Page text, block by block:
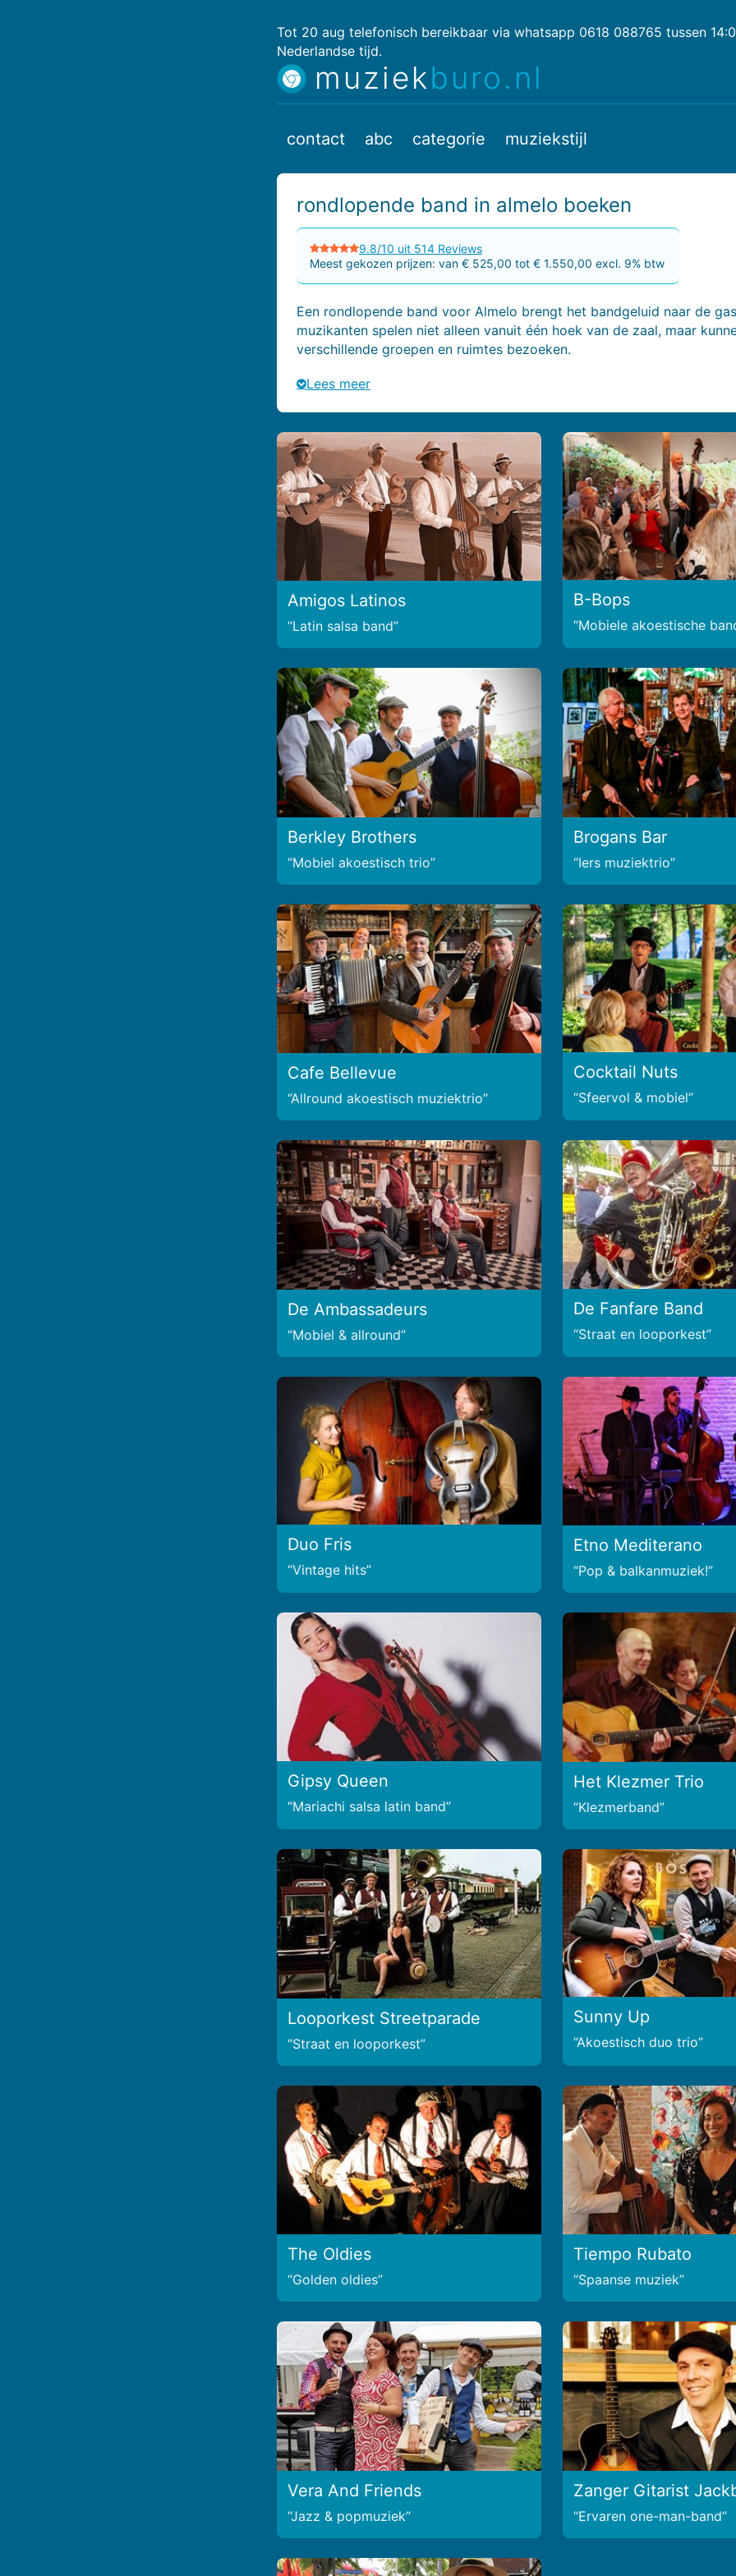
Tot 20 aug telefonisch bereikbaar via whatsapp 0618 088765 tussen
Nederlandse tijd.
muziekburo.nl
rondlopende band in almelo boeken
9.8/10 uit 514 Reviews
Meest gekozen prijzen: van € 525,00 tot € 1.550,00 excl. 9% btw
Een rondlopende band voor Almelo brengt het bandgeluid naar de
muzikanten spelen niet alleen vanuit één hoek van de zaal, maar
verschillende groepen en ruimtes bezoeken.
Lees meer
Amigos Latinos
Latin salsa band
B-Bops
Mobiele akoestische
Berkley Brothers
Mobiel akoestisch trio
Brogans Bar
Iers muziektrio
Cafe Bellevue
Allround akoestisch muziektrio
Cocktail Nuts
Sfeervol & mobiel
De Ambassadeurs
Mobiel & allround
De Fanfare Band
Straat en looporkest
Duo Fris
Vintage hits
Etno Mediterano
Pop & balkanmuziek!
Gipsy Queen
Mariachi salsa latin band
Het Klezmer Trio
Klezmerband
Looporkest Streetparade
Straat en looporkest
Sunny Up
Akoestisch duo trio
The Oldies
Golden oldies
Tiempo Rubato
Spaanse muziek
Vera And Friends
Jazz & popmuziek
Zanger Gitarist
Ervaren one-man-band
contact abc categorie muziekstijl